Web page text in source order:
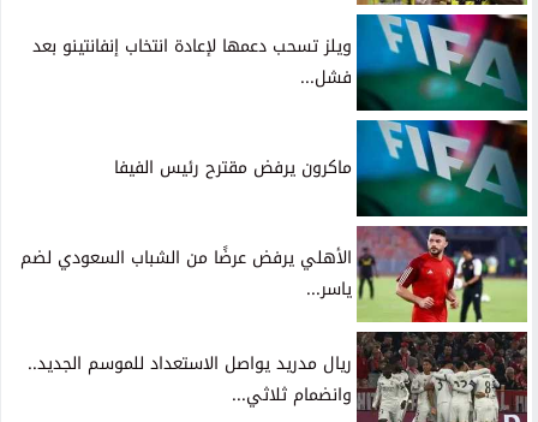
ويلز تسحب دعمها لإعادة انتخاب إنفانتينو بعد
فشل...
ماكرون يرفض مقترح رئيس الفيفا
الأهلي يرفض عرضًا من الشباب السعودي لضم
ياسر...
ريال مدريد يواصل الاستعداد للموسم الجديد..
وانضمام ثلاثي...